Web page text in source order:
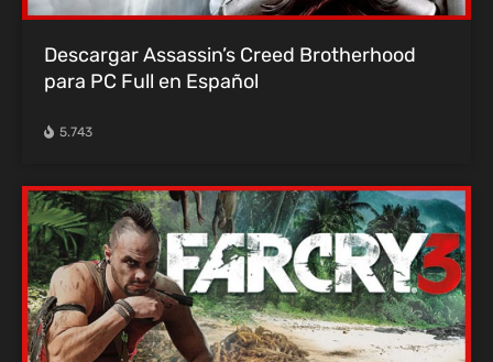
Descargar Assassin’s Creed Brotherhood
para PC Full en Español
5.743